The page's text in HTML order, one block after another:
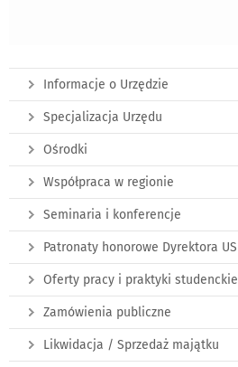
Informacje o Urzędzie
Specjalizacja Urzędu
Ośrodki
Współpraca w regionie
Seminaria i konferencje
Patronaty honorowe Dyrektora US
Oferty pracy i praktyki studenckie
Zamówienia publiczne
Likwidacja / Sprzedaż majątku